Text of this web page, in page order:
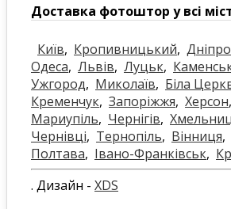
Доставка фотоштор у всі
Київ, Кропивницький, Дніпро
Одеса, Львів, Луцьк,
Ужгород, Миколаїв, Біла
Кременчук, Запоріжжя, Херсон,
Мариупіль, Чернігів,
Чернівці, Тернопіль, Вінниця,
Полтава, Івано-Франківськ,
. Дизайн - XDS